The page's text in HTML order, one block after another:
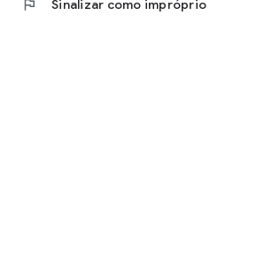
flag Sinalizar como impróprio